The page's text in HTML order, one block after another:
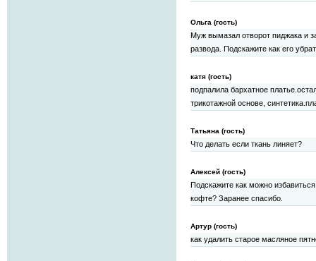
Ольга (гость)
Муж вымазал отворот пиджака и
развода. Подскажите как его
катя (гость)
подпалила бархатное
трикотажной основе,
Татьяна (гость)
Что делать если ткань линяет?
Алексей (гость)
Подскажите как можно
кофте? Заранее спасибо.
Артур (гость)
как удалить старое масляное